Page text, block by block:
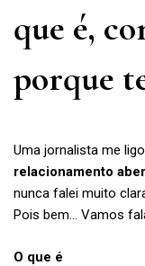
que é,
porque
Uma jornalista me
relacionamento
nunca falei muito
Pois bem… Vamos
O que é